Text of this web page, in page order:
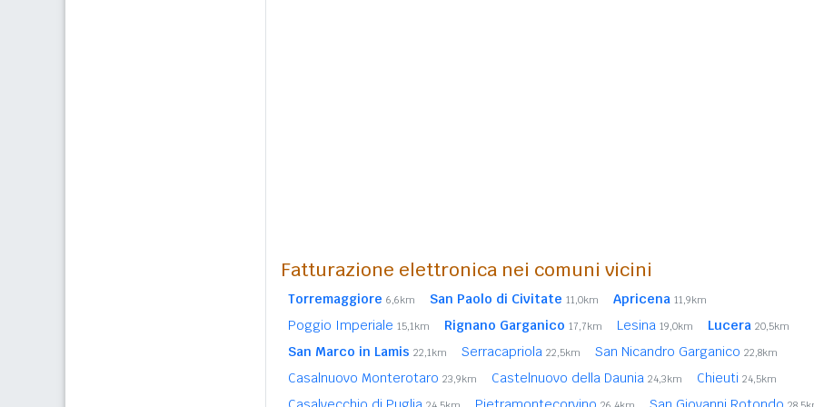
Fatturazione elettronica nei comuni vicini
Torremaggiore 6,6km San Paolo di Civitate 11,0km Apricena 11,9km
Poggio Imperiale 15,1km Rignano Garganico 17,7km Lesina 19,0km Lucera 20,5km
San Marco in Lamis 22,1km Serracapriola 22,5km San Nicandro Garganico 22,8km
Casalnuovo Monterotaro 23,9km Castelnuovo della Daunia 24,3km Chieuti 24,5km